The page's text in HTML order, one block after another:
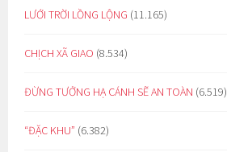
LƯỚI TRỜI LỒNG LỘNG (11.165)
CHỊCH XÃ GIAO (8.534)
ĐỪNG TƯỞNG HẠ CÁNH SẼ AN TOÀN (6.519)
“ĐẶC KHU” (6.382)